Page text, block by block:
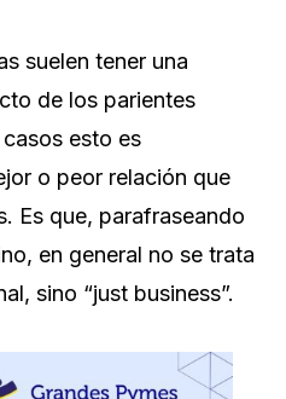
suelen tener una
de los parientes
esto es
o peor relación que
Es que, parafraseando
en general no se trata
sino “just business”.